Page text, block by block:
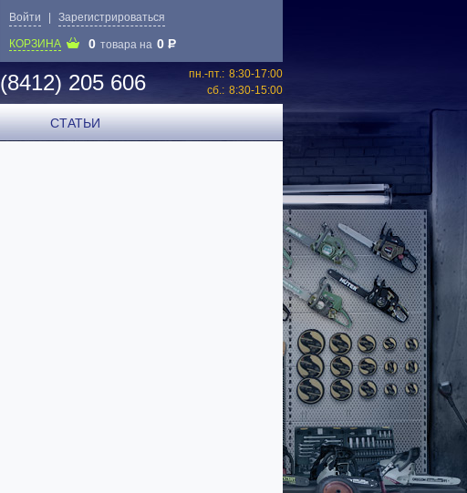
Войти Зарегистрироваться
КОРЗИНА 0 товара на 0 P
(8412) 205 606 пн.-пт.: 8:30-17:00
сб.: 8:30-15:00
СТАТЬИ